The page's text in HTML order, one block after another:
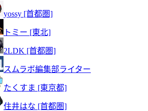
yossy [首都圏]
トミー [東北]
2LDK [首都圏]
スムラボ編集部ライター
たくすま [東京都]
住井はな [首都圏]